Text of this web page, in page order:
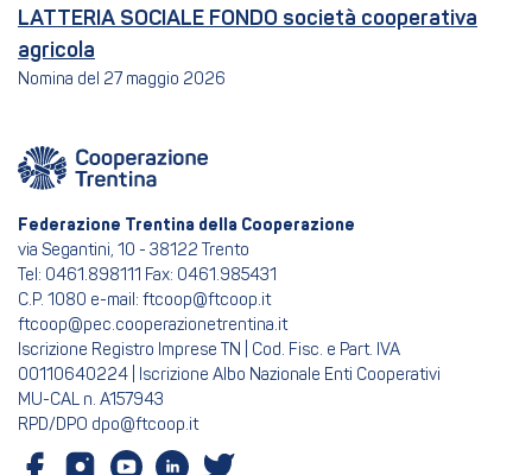
LATTERIA SOCIALE FONDO società cooperativa
agricola
Nomina del 27 maggio 2026
Federazione Trentina della Cooperazione
via Segantini, 10 - 38122 Trento
Tel: 0461.898111 Fax: 0461.985431
C.P. 1080 e-mail: ftcoop@ftcoop.it
ftcoop@pec.cooperazionetrentina.it
Iscrizione Registro Imprese TN | Cod. Fisc. e Part. IVA
00110640224 | Iscrizione Albo Nazionale Enti Cooperativi
MU-CAL n. A157943
RPD/DPO dpo@ftcoop.it